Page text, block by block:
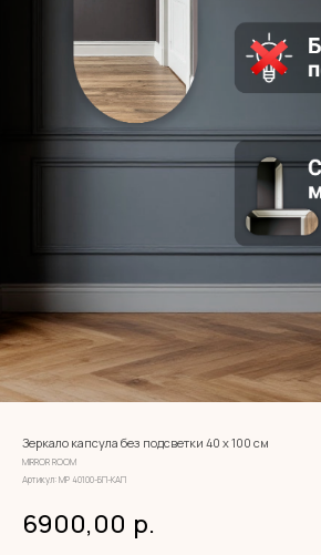
Зеркало капсула без подсветки 40 х 100 см
MIRROR ROOM
Артикул:МР 40100-БП-КАП
6900,00 р.